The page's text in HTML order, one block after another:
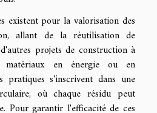
existent pour la valorisation des
allant de la réutilisation de
projets de construction à
en énergie ou en
pratiques s'inscrivent dans une
où chaque résidu peut
Pour garantir l'efficacité de ces